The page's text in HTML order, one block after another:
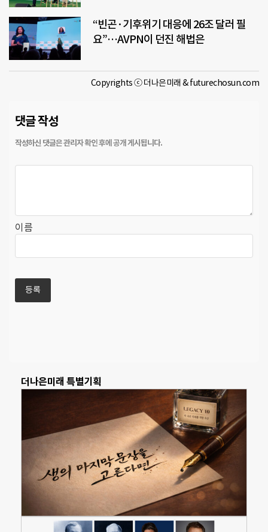
“빈곤·기후위기 대응에 26조 달러 필
요”…AVPN이 던진 해법은
Copyrights ⓒ 더나은미래 & futurechosun.com
댓글 작성
이름
더나은미래 특별기획